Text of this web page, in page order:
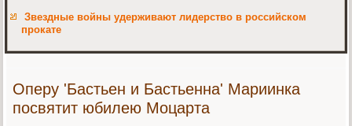
Звездные войны удерживают лидерство в российском
прокате
Оперу 'Бастьен и Бастьенна' Мариинка
посвятит юбилею Моцарта